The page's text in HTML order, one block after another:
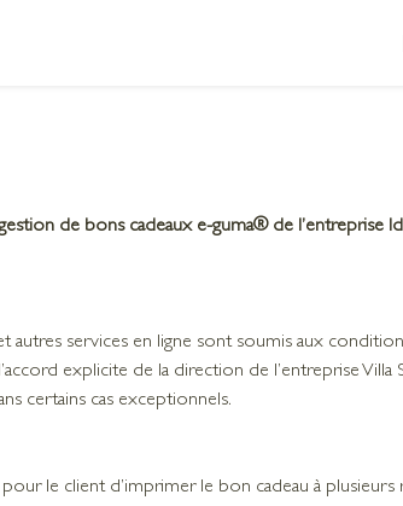
de bons cadeaux e-guma® de l’entreprise
autres services en ligne sont soumis aux
explicite de la direction de l’entreprise Villa
certains cas exceptionnels.
le client d’imprimer le bon cadeau à plusieurs